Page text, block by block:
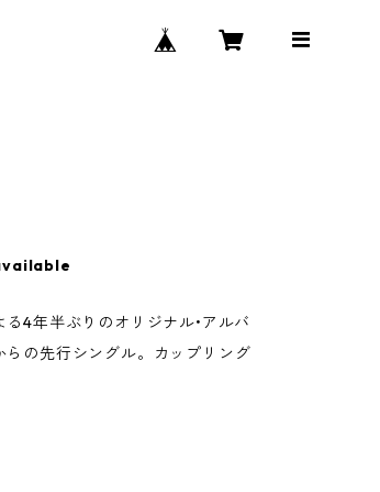
4年半ぶりのオリジナル•アルバ
の先行シングル。カップリング